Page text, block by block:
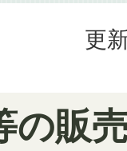
更
の販